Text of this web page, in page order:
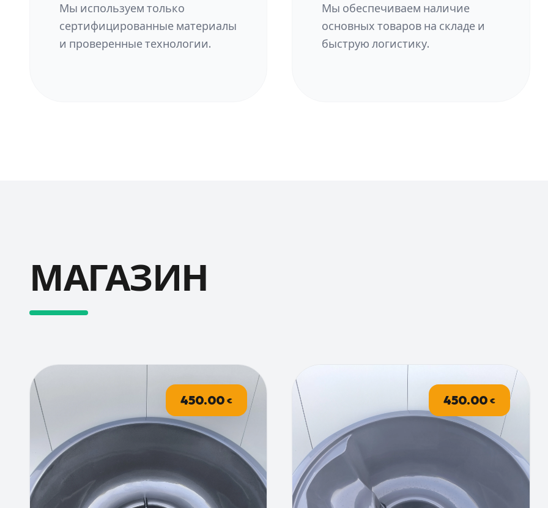
Мы используем только
сертифицированные материалы
и проверенные технологии.
Мы обеспечиваем наличие
основных товаров на складе и
быструю логистику.
МАГАЗИН
450.00 € 450.00 €